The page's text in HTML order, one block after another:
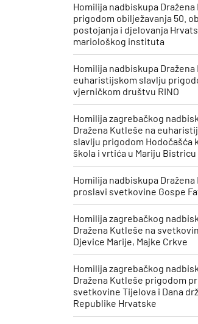
Homilija nadbiskupa
prigodom obilježavanja 50.
postojanja i djelovanja
mariološkog instituta
Homilija nadbiskupa
euharistijskom slavlju
vjerničkom društvu RINO
Homilija zagrebačkog
Dražena Kutleše na
slavlju prigodom Hodočašća
škola i vrtića u Mariju Bistricu
Homilija nadbiskupa
proslavi svetkovine Gospe
Homilija zagrebačkog
Dražena Kutleše na
Djevice Marije, Majke Crkve
Homilija zagrebačkog
Dražena Kutleše prigodom
svetkovine Tijelova i Dana
Republike Hrvatske